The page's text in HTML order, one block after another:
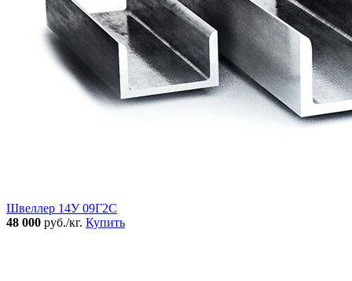
Швеллер 14У 09Г2С
48 000 руб./кг. Купить